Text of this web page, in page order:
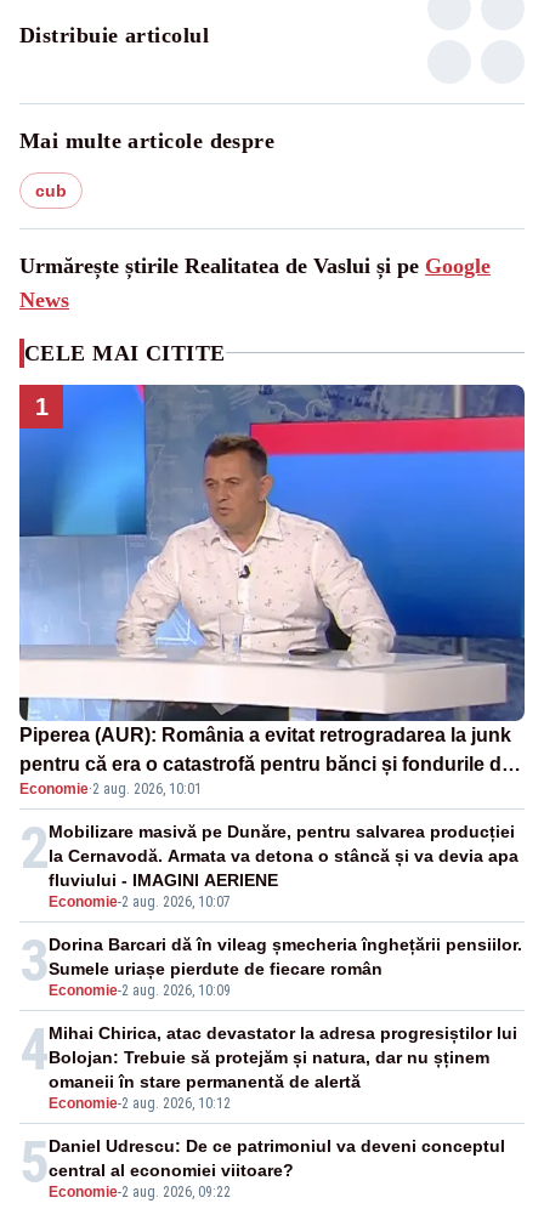
Distribuie articolul
Mai multe articole despre
cub
Urmărește știrile Realitatea de Vaslui și pe Google
News
CELE MAI CITITE
1
Piperea (AUR): România a evitat retrogradarea la junk
pentru că era o catastrofă pentru bănci și fondurile de
pensii
Economie·2 aug. 2026, 10:01
2
Economie-2 aug. 2026, 10:07
Mobilizare masivă pe Dunăre, pentru salvarea producției
la Cernavodă. Armata va detona o stâncă și va devia apa
fluviului - IMAGINI AERIENE
3 Economie-2 aug. 2026, 10:09
Dorina Barcari dă în vileag șmecheria înghețării pensiilor.
Sumele uriașe pierdute de fiecare român
4
Economie-2 aug. 2026, 10:12
Mihai Chirica, atac devastator la adresa progresiștilor lui
Bolojan: Trebuie să protejăm și natura, dar nu șținem
omaneii în stare permanentă de alertă
5 Economie-2 aug. 2026, 09:22
Daniel Udrescu: De ce patrimoniul va deveni conceptul
central al economiei viitoare?